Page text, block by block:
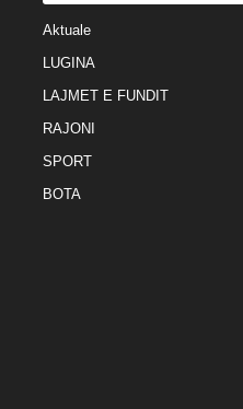
Aktuale
LUGINA
LAJMET E FUNDIT
RAJONI
SPORT
BOTA